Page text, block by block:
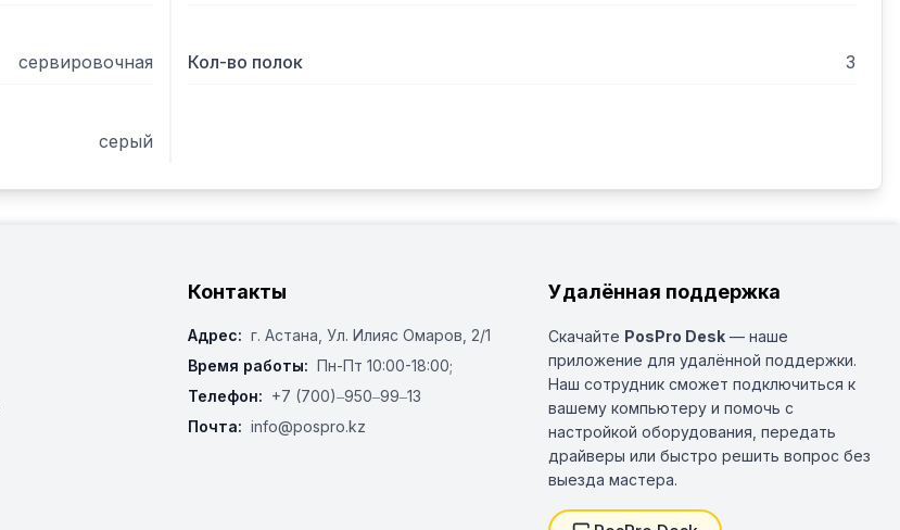
сервировочная Кол-во полок 3
серый
Контакты
Адрес: г. Астана, ​Ул. Илияс Омаров, 2/1
Время работы: Пн-Пт 10:00-18:00;
Телефон: +7 (700)‒950‒99‒13
Почта: info@pospro.kz
Удалённая поддержка
Скачайте PosPro Desk — наше
приложение для удалённой поддержки.
Наш сотрудник сможет подключиться к
вашему компьютеру и помочь с
настройкой оборудования, передать
драйверы или быстро решить вопрос без
выезда мастера.